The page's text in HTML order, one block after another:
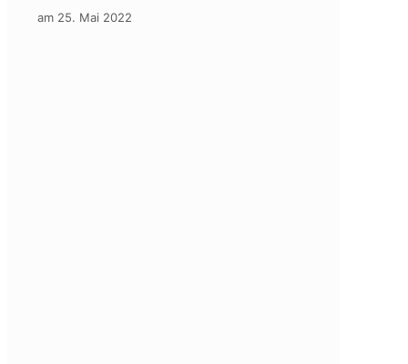
am 25. Mai 2022